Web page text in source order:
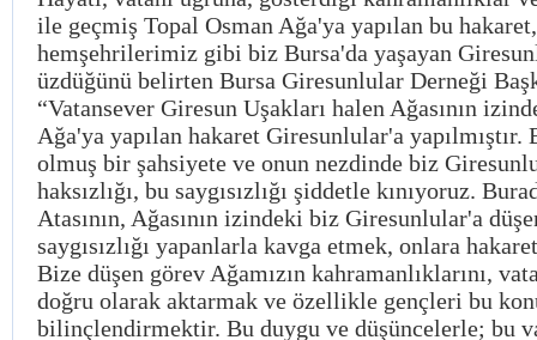
ile geçmiş Topal Osman Ağa'ya yapılan bu
hemşehrilerimiz gibi biz Bursa'da yaşayan
üzdüğünü belirten Bursa Giresunlular Derneği
“Vatansever Giresun Uşakları halen Ağasının
Ağa'ya yapılan hakaret Giresunlular'a yapılmıştır.
olmuş bir şahsiyete ve onun nezdinde biz
haksızlığı, bu saygısızlığı şiddetle kınıyoruz.
Atasının, Ağasının izindeki biz Giresunlular'a
saygısızlığı yapanlarla kavga etmek, onlara
Bize düşen görev Ağamızın kahramanlıklarını,
doğru olarak aktarmak ve özellikle gençleri bu
bilinçlendirmektir. Bu duygu ve düşüncelerle; bu